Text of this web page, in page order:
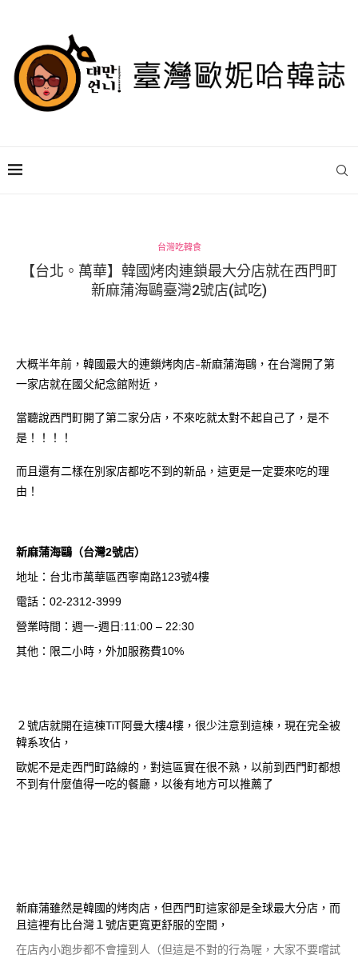
台灣吃韓食
【台北。萬華】韓國烤肉連鎖最大分店就在西門町
新麻蒲海鷗臺灣2號店(試吃)
大概半年前，韓國最大的連鎖烤肉店-新麻蒲海鷗，在台灣開了第
一家店就在國父紀念館附近，
當聽說西門町開了第二家分店，不來吃就太對不起自己了，是不
是！！！！
而且還有二樣在別家店都吃不到的新品，這更是一定要來吃的理
由！
新麻蒲海鷗（台灣2號店）
地址：台北市萬華區西寧南路123號4樓
電話：02-2312-3999
營業時間：週一-週日:11:00 – 22:30
其他：限二小時，外加服務費10%
２號店就開在這棟TiT阿曼大樓4樓，很少注意到這棟，現在完全被
韓系攻佔，
歐妮不是走西門町路線的，對這區實在很不熟，以前到西門町都想
不到有什麼值得一吃的餐廳，以後有地方可以推薦了
新麻蒲雖然是韓國的烤肉店，但西門町這家卻是全球最大分店，而
且這裡有比台灣１號店更寬更舒服的空間，
在店內小跑步都不會撞到人（但這是不對的行為喔，大家不要嚐試